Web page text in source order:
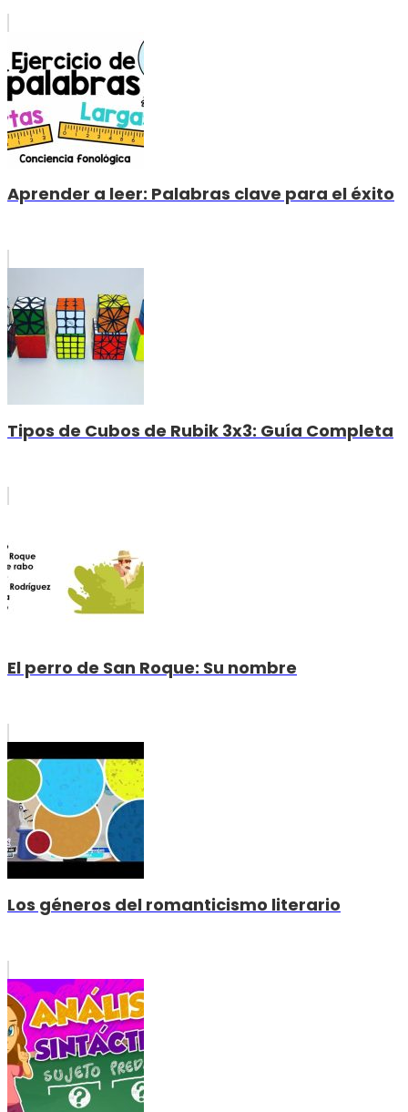
Aprender a leer: Palabras clave para el éxito
Tipos de Cubos de Rubik 3x3: Guía Completa
El perro de San Roque: Su nombre
Los géneros del romanticismo literario